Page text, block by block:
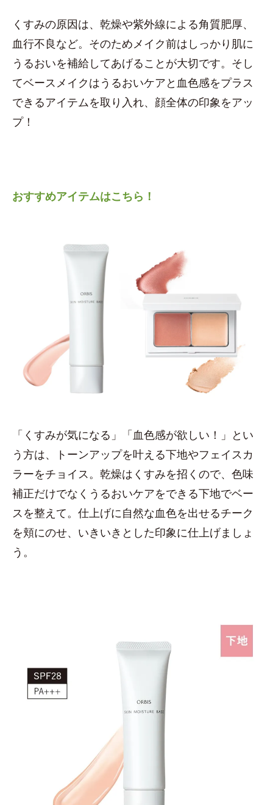
くすみの原因は、乾燥や紫外線による角質肥厚、
血行不良など。そのためメイク前はしっかり肌に
うるおいを補給してあげることが大切です。そし
てベースメイクはうるおいケアと血色感をプラス
できるアイテムを取り入れ、顔全体の印象をアッ
プ！
おすすめアイテムはこちら！
「くすみが気になる」「血色感が欲しい！」とい
う方は、トーンアップを叶える下地やフェイスカ
ラーをチョイス。乾燥はくすみを招くので、色味
補正だけでなくうるおいケアをできる下地でベー
スを整えて。仕上げに自然な血色を出せるチーク
を頬にのせ、いきいきとした印象に仕上げましょ
う。